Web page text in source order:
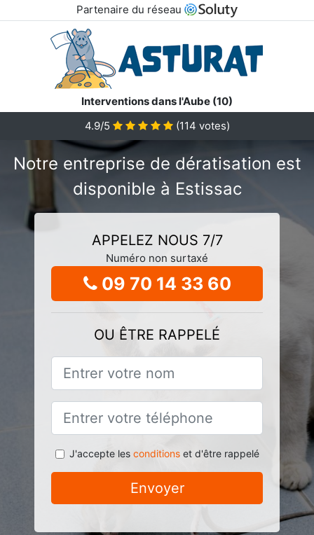
Partenaire du réseau
Interventions dans l'Aube (10)
4.9/5
(114 votes)
Notre entreprise de dératisation est
disponible à Estissac
APPELEZ NOUS 7/7
Numéro non surtaxé
09 70 14 33 60
OU ÊTRE RAPPELÉ
J'accepte les conditionset d'être rappelé
Envoyer